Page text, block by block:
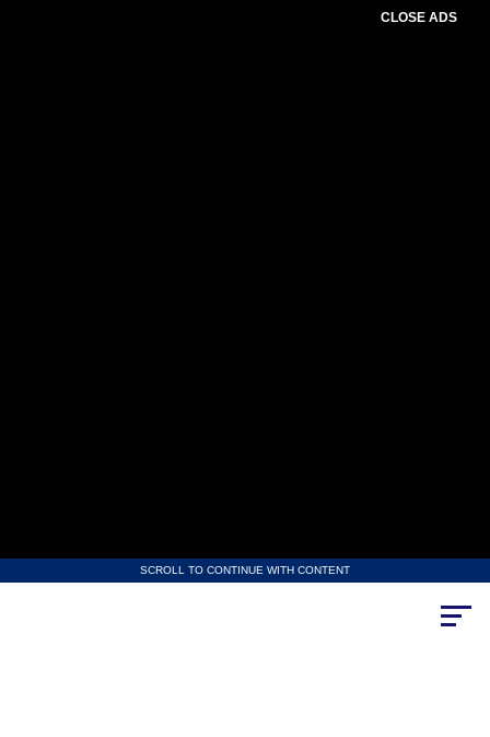
CLOSE ADS
SCROLL TO CONTINUE WITH CONTENT